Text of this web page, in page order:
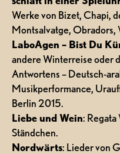
Werke von Bizet, Chapi,
Montsalvatge, Obradors,
LaboAgen – Bist Du
andere Winterreise oder
Antwortens – Deutsch-
Musikperformance,
Berlin 2015.
Liebe und Wein: Regata
Ständchen.
Nordwärts: Lieder von